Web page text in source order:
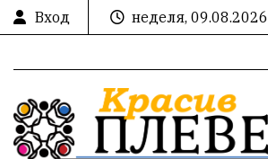
Вход
неделя, 09.08.2026